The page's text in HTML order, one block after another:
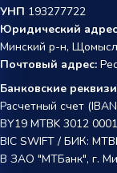
УНП 193277722
Юридический
Минский р-н,
Почтовый адрес:
Банковские
Расчетный счет
BY19 MTBK 3012
BIC SWIFT / БИК:
В ЗАО "МТБанк", г.